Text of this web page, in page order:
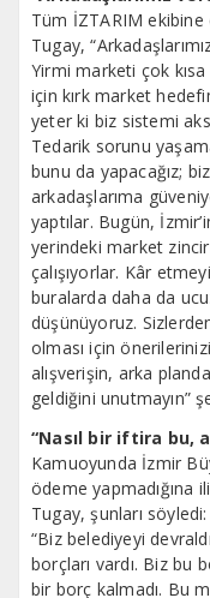
Tüm İZTARIM ekibine
Tugay,
Yirmi marketi çok
için kırk market
yeter ki biz sistemi
Tedarik sorunu
bunu da yapacağız;
arkadaşlarıma
yaptılar. Bugün,
yerindeki market
çalışıyorlar. Kâr
buralarda daha da
düşünüyoruz.
olması için
alışverişin, arka
geldiğini unutmayın”
“Nasıl bir iftira bu,
Kamuoyunda İzmir
ödeme yapmadığına
Tugay, şunları söyledi:
“Biz belediyeyi
borçları vardı. Biz bu
bir borç kalmadı. Bu